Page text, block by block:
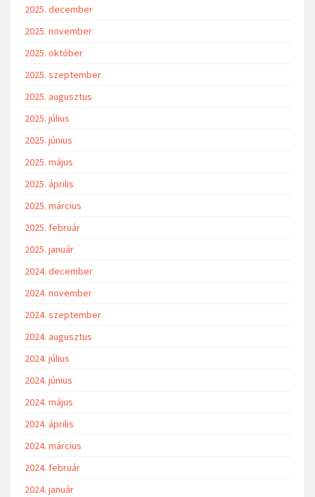
2025. december
2025. november
2025. október
2025. szeptember
2025. augusztus
2025. július
2025. június
2025. május
2025. április
2025. március
2025. február
2025. január
2024. december
2024. november
2024. szeptember
2024. augusztus
2024. július
2024. június
2024. május
2024. április
2024. március
2024. február
2024. január